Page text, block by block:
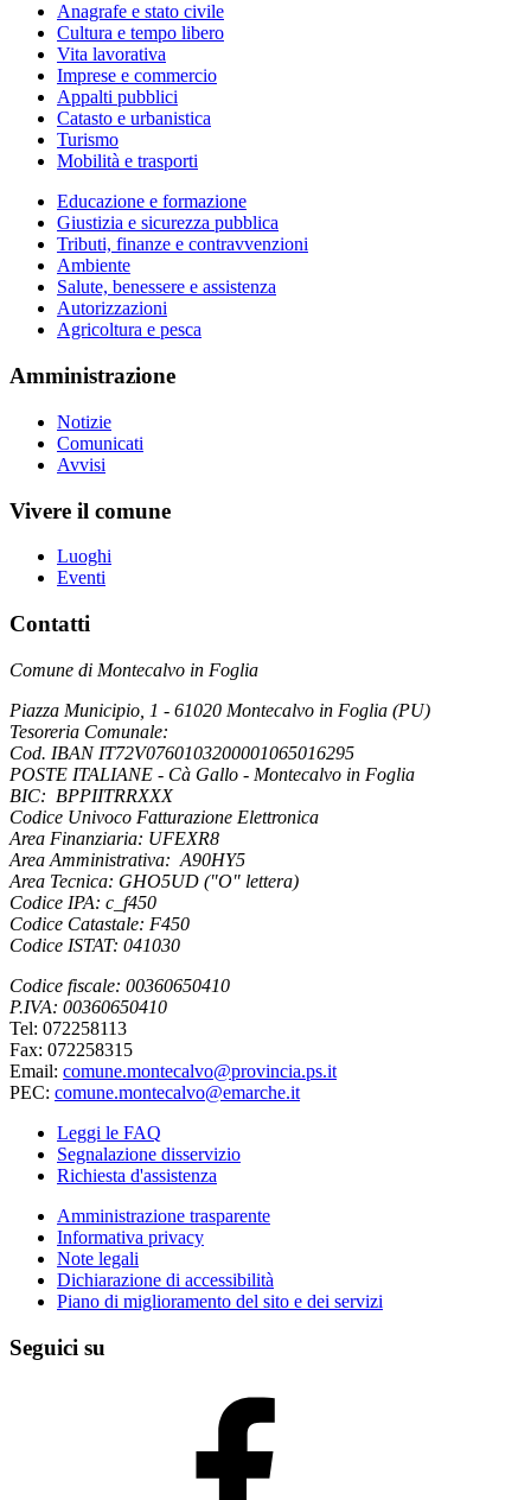
Anagrafe e stato civile
Cultura e tempo libero
Vita lavorativa
Imprese e commercio
Appalti pubblici
Catasto e urbanistica
Turismo
Mobilità e trasporti
Educazione e formazione
Giustizia e sicurezza pubblica
Tributi, finanze e contravvenzioni
Ambiente
Salute, benessere e assistenza
Autorizzazioni
Agricoltura e pesca
Amministrazione
Notizie
Comunicati
Avvisi
Vivere il comune
Luoghi
Eventi
Contatti
Comune di Montecalvo in Foglia
Piazza Municipio, 1 - 61020 Montecalvo in Foglia (PU)
Tesoreria Comunale:
Cod. IBAN IT72V0760103200001065016295
POSTE ITALIANE - Cà Gallo - Montecalvo in Foglia
BIC: BPPIITRRXXX
Codice Univoco Fatturazione Elettronica
Area Finanziaria: UFEXR8
Area Amministrativa: A90HY5
Area Tecnica: GHO5UD ("O" lettera)
Codice IPA: c_f450
Codice Catastale: F450
Codice ISTAT: 041030
Codice fiscale: 00360650410
P.IVA: 00360650410
Tel: 072258113
Fax: 072258315
Email: comune.montecalvo@provincia.ps.it
PEC: comune.montecalvo@emarche.it
Leggi le FAQ
Segnalazione disservizio
Richiesta d'assistenza
Amministrazione trasparente
Informativa privacy
Note legali
Dichiarazione di accessibilità
Piano di miglioramento del sito e dei servizi
Seguici su